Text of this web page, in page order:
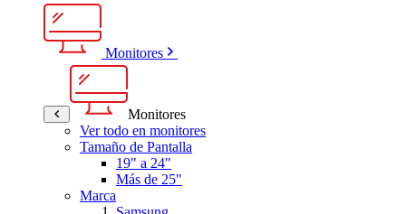
Monitores
Monitores
Ver todo en monitores
Tamaño de Pantalla
19" a 24"
Más de 25"
Marca